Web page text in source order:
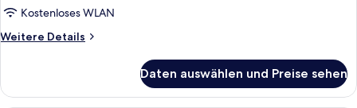
Kostenloses WLAN
Weitere Details
Weitere
Stadtblick
Daten auswählen und Preise sehen